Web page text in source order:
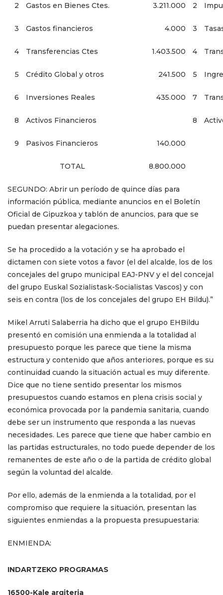
2 Gastos en Bienes Ctes. 3.211.000 2
3 Gastos financieros 4.000 3
4 Transferencias Ctes 1.403.500 4
5 Crédito Global y otros 241.500 5
6 Inversiones Reales 435.000 7
8 Activos Financieros 8
9 Pasivos Financieros 140.000
TOTAL 8.800.000
SEGUNDO: Abrir un período de quince días para
información pública, mediante anuncios en el Boletín
Oficial de Gipuzkoa y tablón de anuncios, para que se
puedan presentar alegaciones.
Se ha procedido a la votación y se ha aprobado el
dictamen con siete votos a favor (el del alcalde, los de los
concejales del grupo municipal EAJ-PNV y el del concejal
del grupo Euskal Sozialistask-Socialistas Vascos) y con
seis en contra (los de los concejales del grupo EH Bildu).”
Mikel Arruti Salaberria ha dicho que el grupo EHBildu
presentó en comisión una enmienda a la totalidad al
presupuesto porque les parece que tiene la misma
estructura y contenido que años anteriores, porque es su
continuidad cuando la situación actual es muy diferente.
Dice que no tiene sentido presentar los mismos
presupuestos cuando estamos en plena crisis social y
económica provocada por la pandemia sanitaria, cuando
debe ser un instrumento que responda a las nuevas
necesidades. Les parece que tiene que haber cambio en
las partidas estructurales, no todo puede depender de los
remanentes de este año o de la partida de crédito global
según la voluntad del alcalde.
Por ello, además de la enmienda a la totalidad, por el
compromiso que requiere la situación, presentan las
siguientes enmiendas a la propuesta presupuestaria:
ENMIENDA:
INDARTZEKO PROGRAMAS
16500-Kale argiteria